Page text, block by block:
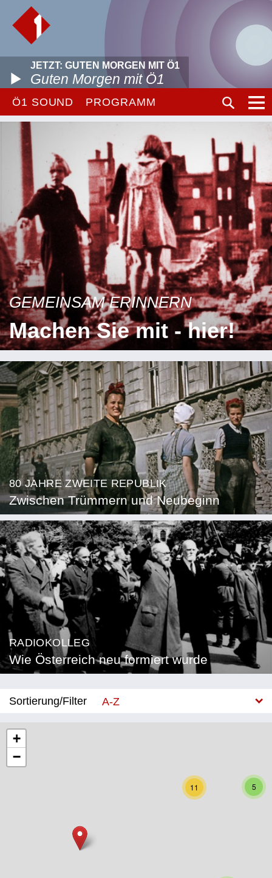
JETZT: GUTEN MORGEN MIT Ö1
Guten Morgen mit Ö1
Ö1 SOUND PROGRAMM
GEMEINSAM ERINNERN
Machen Sie mit - hier!
80 JAHRE ZWEITE REPUBLIK
Zwischen Trümmern und Neubeginn
RADIOKOLLEG
Wie Österreich neu formiert wurde
Sortierung/Filter
A-Z
11 5
+
−